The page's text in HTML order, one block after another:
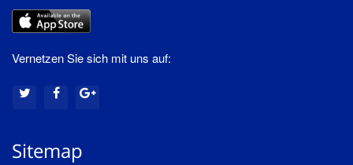
Vernetzen Sie sich mit uns auf:
Sitemap